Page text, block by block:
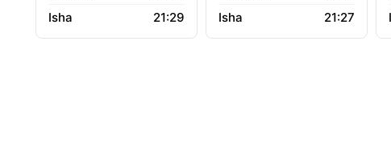
21:29
21:27